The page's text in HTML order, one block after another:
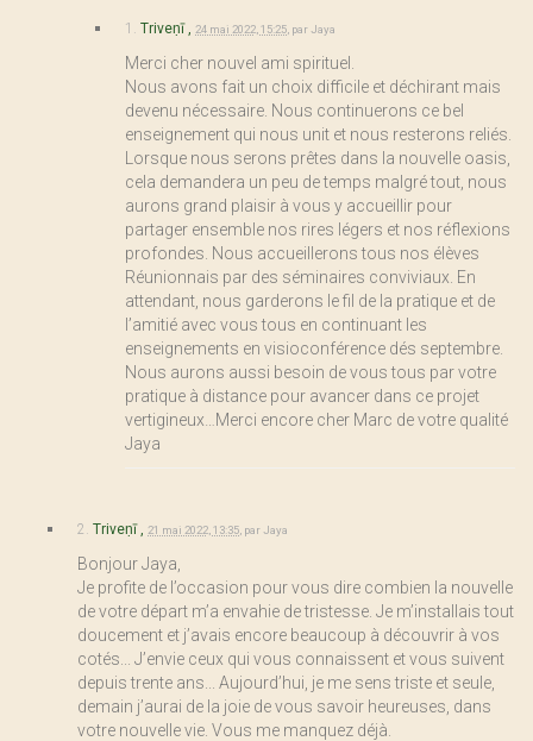
1. Triveṇī , 24 mai 2022, 15:25 parJaya
Merci cher nouvel ami spirituel.
Nous avons fait un choix difficile et déchirant mais
devenu nécessaire. Nous continuerons ce bel
enseignement qui nous unit et nous resterons reliés.
Lorsque nous serons prêtes dans la nouvelle oasis,
cela demandera un peu de temps malgré tout, nous
aurons grand plaisir à vous y accueillir pour
partager ensemble nos rires légers et nos réflexions
profondes. Nous accueillerons tous nos élèves
Réunionnais par des séminaires conviviaux. En
attendant, nous garderons le fil de la pratique et de
l’amitié avec vous tous en continuant les
enseignements en visioconférence dés septembre.
Nous aurons aussi besoin de vous tous par votre
pratique à distance pour avancer dans ce projet
vertigineux…Merci encore cher Marc de votre qualité
Jaya
2. Triveṇī , 21 mai 2022, 13:35 parJaya
Bonjour Jaya,
Je profite de l’occasion pour vous dire combien la nouvelle
de votre départ m’a envahie de tristesse. Je m’installais tout
doucement et j’avais encore beaucoup à découvrir à vos
cotés... J’envie ceux qui vous connaissent et vous suivent
depuis trente ans... Aujourd’hui, je me sens triste et seule,
demain j’aurai de la joie de vous savoir heureuses, dans
votre nouvelle vie. Vous me manquez déjà.